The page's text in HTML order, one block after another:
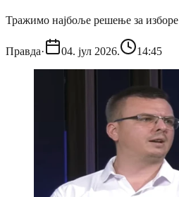
Тражимо најбоље решење за изборе
Правда· 04. јул 2026. 14:45